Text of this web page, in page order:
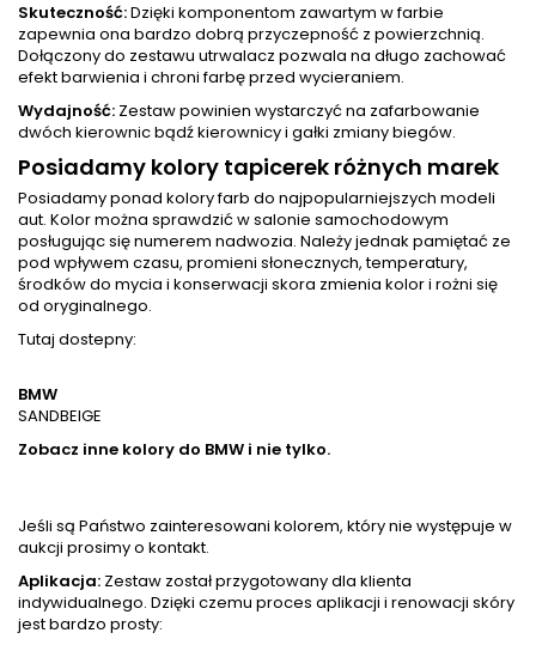
Skuteczność:Dzięki komponentom zawartym w farbie
zapewnia ona bardzo dobrą przyczepność z powierzchnią.
Dołączony do zestawu utrwalacz pozwala na długo zachować
efekt barwienia i chroni farbę przed wycieraniem.
Wydajność: Zestaw powinien wystarczyć na zafarbowanie
dwóch kierownic bądź kierownicy i gałki zmiany biegów.
Posiadamy kolory tapicerek różnych marek
Posiadamy ponad kolory farb do najpopularniejszych modeli
aut. Kolor można sprawdzić w salonie samochodowym
posługując się numerem nadwozia. Należy jednak pamiętać ze
pod wpływem czasu, promieni słonecznych, temperatury,
środków do mycia i konserwacji skora zmienia kolor i rożni się
od oryginalnego.
Tutaj dostepny:
BMW
SANDBEIGE
Zobacz inne kolory do BMW i nie tylko.
Jeśli są Państwo zainteresowani kolorem, który nie występuje w
aukcji prosimy o kontakt.
Aplikacja: Zestaw został przygotowany dla klienta
indywidualnego. Dzięki czemu proces aplikacji i renowacji skóry
jest bardzo prosty: